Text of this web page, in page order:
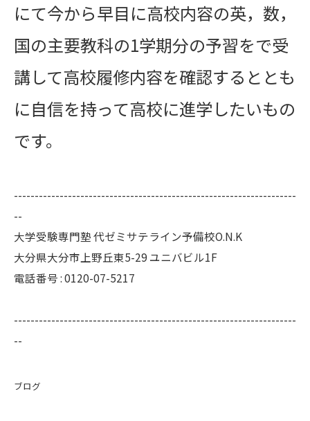
にて今から早目に高校内容の英，数，
国の主要教科の1学期分の予習をで受
講して高校履修内容を確認するととも
に自信を持って高校に進学したいもの
です。
--------------------------------------------------------------------
--
大学受験専門塾 代ゼミサテライン予備校O.N.K
大分県大分市上野丘東5-29 ユニバビル1F
電話番号 : 0120-07-5217
--------------------------------------------------------------------
--
ブログ